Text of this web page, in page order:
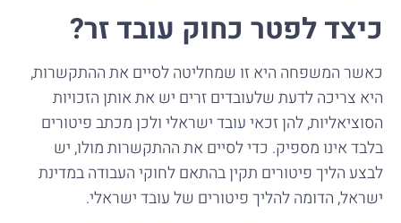
כיצד לפטר כחוק עובד זר?
כאשר המשפחה היא זו שמחליטה לסיים את ההתקשרות,
היא צריכה לדעת שלעובדים זרים יש את אותן הזכויות
הסוציאליות, להן זכאי עובד ישראלי ולכן מכתב פיטורים
בלבד אינו מספיק. כדי לסיים את ההתקשרות מולו, יש
לבצע הליך פיטורים תקין בהתאם לחוקי העבודה במדינת
ישראל, הדומה להליך פיטורים של עובד ישראלי.